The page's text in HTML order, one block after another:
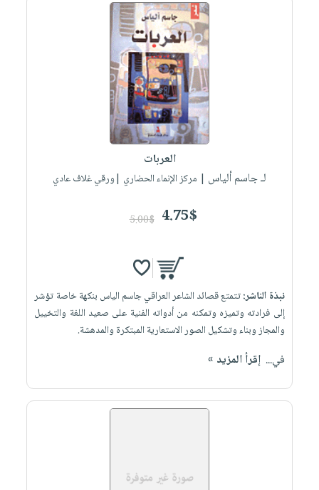
العربات
لـ جاسم ألياس | مركز الإنماء الحضاري |ورقي غلاف عادي
4.75$
5.00$
نبذة الناشر:تتمتع قصائد الشاعر العراقي جاسم الياس بنكهة خاصة تؤشر
إلى فرادته وتميزه وتمكنه من أدواته الفنية على صعيد اللغة والتخييل
والمجاز وبناء وتشكيل الصور الاستعارية المبتكرة والمدهشة.
في... إقرأ المزيد »